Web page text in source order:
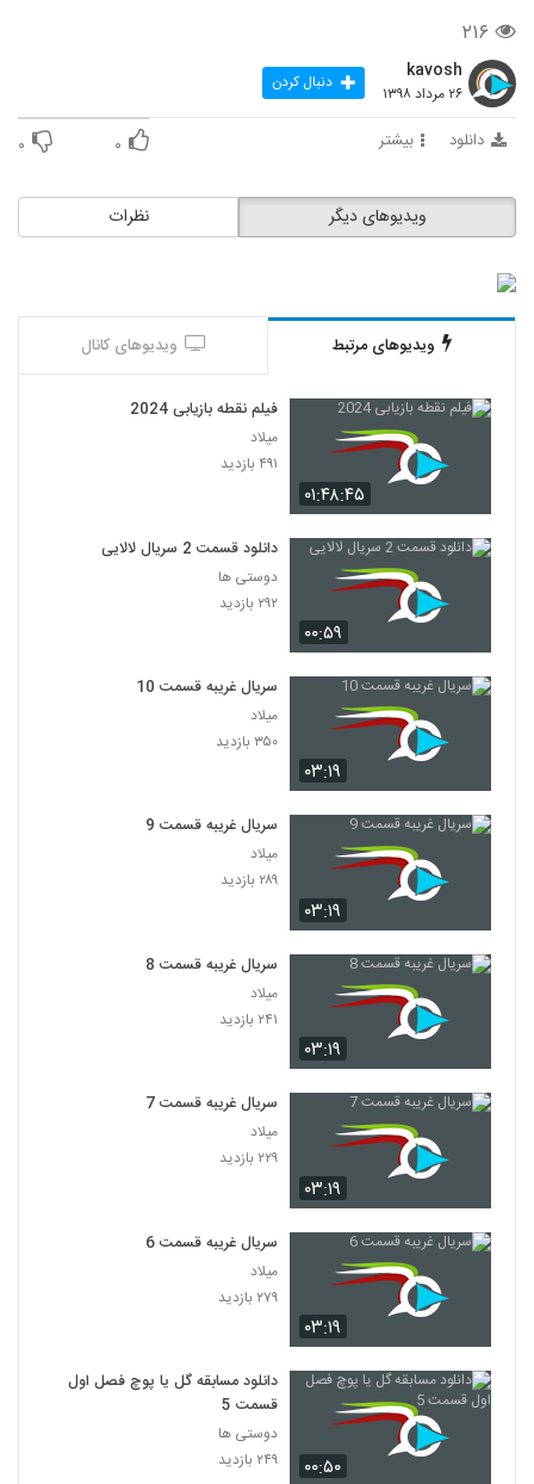
۲۱۶
kavosh
۲۶ مرداد ۱۳۹۸ دنبال کردن
دانلود بیشتر ۰ ۰
نظرات ویدیوهای دیگر
ویدیوهای مرتبط ویدیوهای کانال
۰۱:۴۸:۴۵
فیلم نقطه بازیابی 2024
میلاد
۴۹۱ بازدید
۰۰:۵۹
دانلود قسمت 2 سریال لالایی
دوستی ها
۲۹۲ بازدید
۰۳:۱۹
سریال غریبه قسمت 10
میلاد
۳۵۰ بازدید
۰۳:۱۹
سریال غریبه قسمت 9
میلاد
۲۸۹ بازدید
۰۳:۱۹
سریال غریبه قسمت 8
میلاد
۲۴۱ بازدید
۰۳:۱۹
سریال غریبه قسمت 7
میلاد
۲۲۹ بازدید
۰۳:۱۹
سریال غریبه قسمت 6
میلاد
۲۷۹ بازدید
۰۰:۵۰
دانلود مسابقه گل یا پوچ فصل اول
قسمت 5
دوستی ها
۲۴۹ بازدید